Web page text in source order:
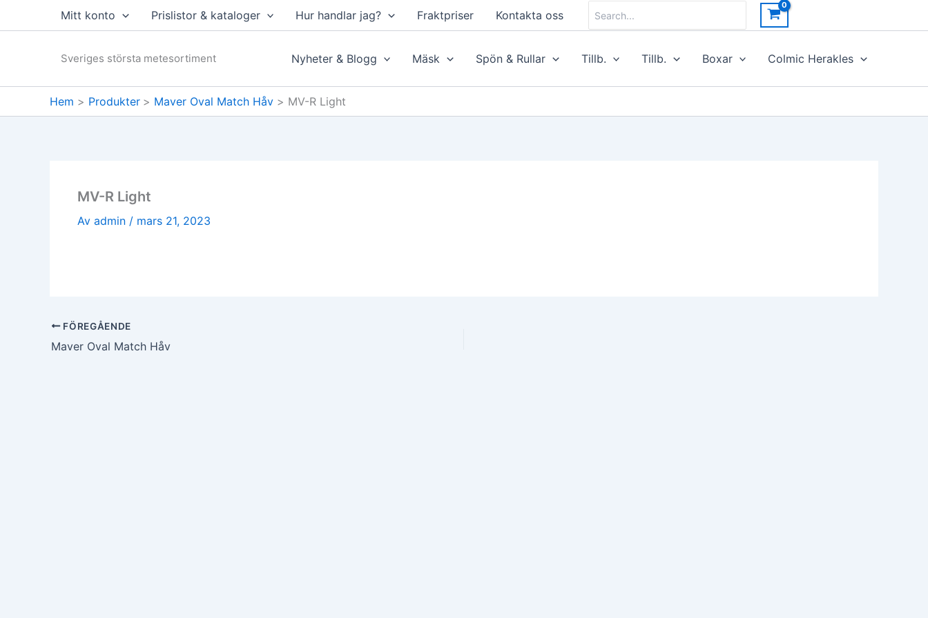
Mitt konto Prislistor & kataloger Hur handlar jag? Fraktpriser Kontakta oss
for:
Sveriges största metesortiment Nyheter & Blogg Mäsk Spön & Rullar Tillb. Tillb. Boxar Colmic Herakles
Hem Produkter Maver Oval Match Håv MV-R Light
MV-R Light
Av admin / mars 21, 2023
FÖREGÅENDE
Maver Oval Match Håv